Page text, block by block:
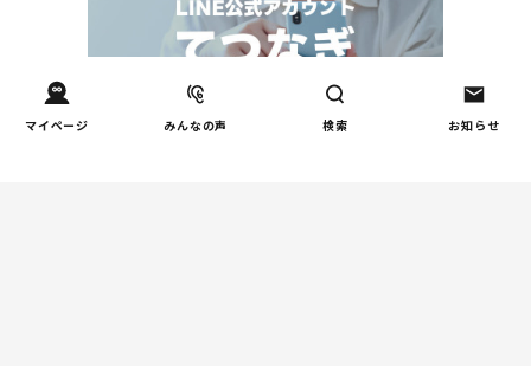
マイページ みんなの声 検索 お知らせ